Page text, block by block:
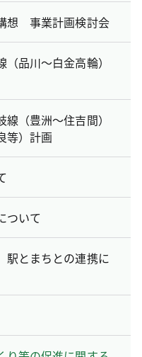
想 事業計画検討会
品川～白金高輪）
（豊洲～住吉間）
等）計画
ついて
とまちとの連携に